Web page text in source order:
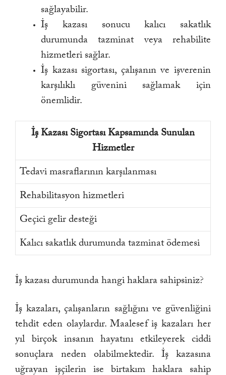
sağlayabilir.
İş kazası sonucu kalıcı sakatlık
durumunda tazminat veya rehabilite
hizmetleri sağlar.
İş kazası sigortası, çalışanın ve işverenin
karşılıklı güvenini sağlamak için
önemlidir.
İş Kazası Sigortası Kapsamında Sunulan
Hizmetler
Tedavi masraflarının karşılanması
Rehabilitasyon hizmetleri
Geçici gelir desteği
Kalıcı sakatlık durumunda tazminat ödemesi
İş kazası durumunda hangi haklara sahipsiniz?
İş kazaları, çalışanların sağlığını ve güvenliğini
tehdit eden olaylardır. Maalesef iş kazaları her
yıl birçok insanın hayatını etkileyerek ciddi
sonuçlara neden olabilmektedir. İş kazasına
uğrayan işçilerin ise birtakım haklara sahip